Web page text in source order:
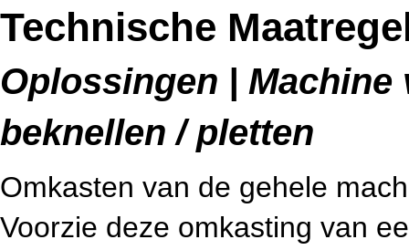
Technische
Oplossingen |
beknellen / pletten
Omkasten van de gehele
Voorzie deze omkasting van